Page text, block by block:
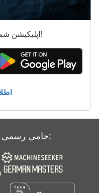
اپلیکیشن شماره ۱ برای ماشین‌آلات دست دوم!
Machine-Seeker.ir حامی رسمی: